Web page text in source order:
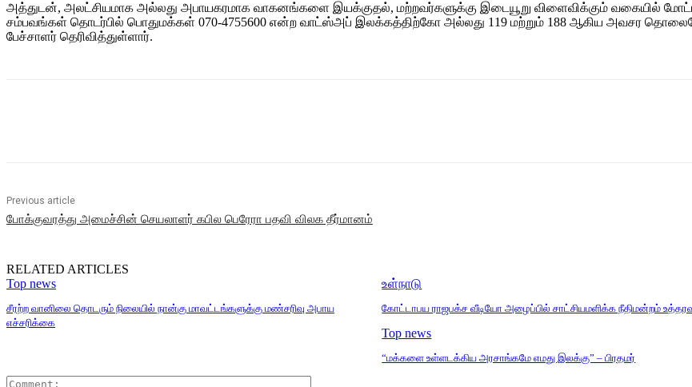
அத்துடன், அலட்சியமாக அல்லது அபாயகரமாக வாகனங்களை இயக்குதல், மற்றவர்களுக்கு இடையூறு விளைவிக்கும் வகையில்
சம்பவங்கள் தொடர்பில் பொதுமக்கள் 070-4755600 என்ற வாட்ஸ்அப் இலக்கத்திற்கோ அல்லது 119 மற்றும் 188 ஆகிய அவசர
பேச்சாளர் தெரிவித்துள்ளார்.
Previous article
போக்குவரத்து அமைச்சின் செயலாளர் கபில பெரேரா பதவி விலக தீர்மானம்
RELATED ARTICLES
Top news
சீரற்ற வானிலை தொடரும் நிலையில் நான்கு மாவட்டங்களுக்கு மண்சரிவு அபாய
எச்சரிக்கை
உள்நாடு
கோட்டாபய ராஜபக்ச வீடியோ அழைப்பில் சாட்சியமளிக்க நீதிமன்றம்
Top news
“மக்களை உள்ளடக்கிய அரசாங்கமே எமது இலக்கு” – பிரதமர்